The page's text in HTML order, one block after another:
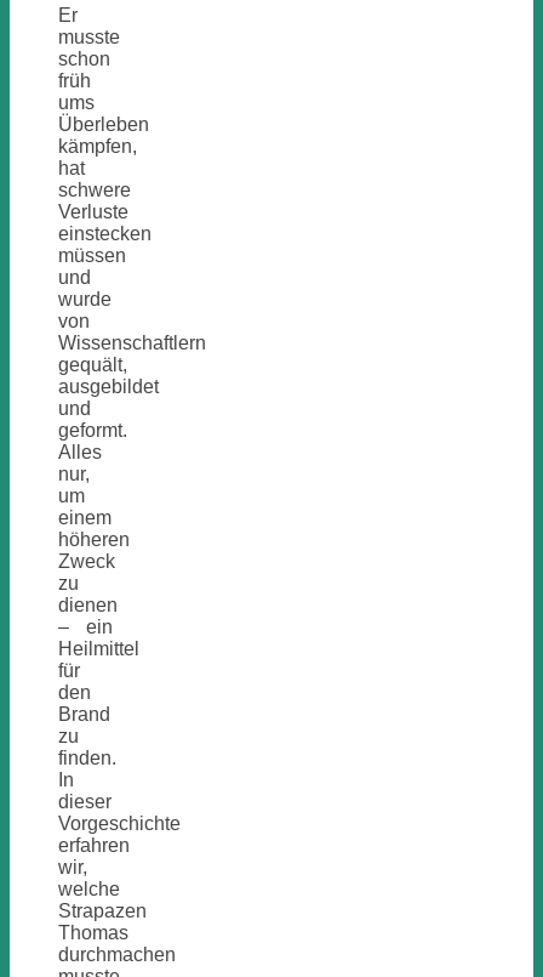
Er
musste
schon
früh
ums
Überleben
kämpfen,
hat
schwere
Verluste
einstecken
müssen
und
wurde
von
Wissenschaftlern
gequält,
ausgebildet
und
geformt.
Alles
nur,
um
einem
höheren
Zweck
zu
dienen
– ein
Heilmittel
für
den
Brand
zu
finden.
In
dieser
Vorgeschichte
erfahren
wir,
welche
Strapazen
Thomas
durchmachen